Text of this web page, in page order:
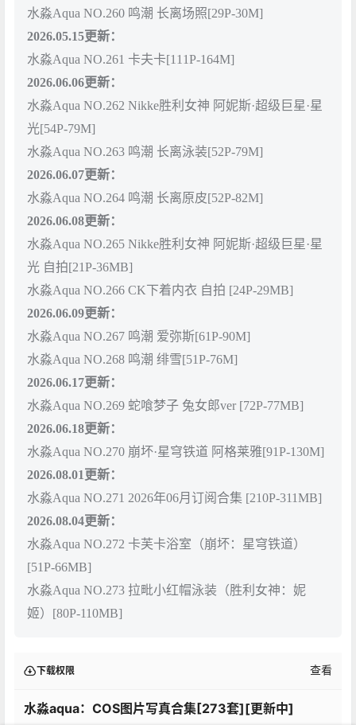
水淼Aqua NO.260 鸣潮 长离场照[29P-30M]
2026.05.15更新：
水淼Aqua NO.261 卡夫卡[111P-164M]
2026.06.06更新：
水淼Aqua NO.262 Nikke胜利女神 阿妮斯·超级巨星·星
光[54P-79M]
水淼Aqua NO.263 鸣潮 长离泳装[52P-79M]
2026.06.07更新：
水淼Aqua NO.264 鸣潮 长离原皮[52P-82M]
2026.06.08更新：
水淼Aqua NO.265 Nikke胜利女神 阿妮斯·超级巨星·星
光 自拍[21P-36MB]
水淼Aqua NO.266 CK下着内衣 自拍 [24P-29MB]
2026.06.09更新：
水淼Aqua NO.267 鸣潮 爱弥斯[61P-90M]
水淼Aqua NO.268 鸣潮 绯雪[51P-76M]
2026.06.17更新：
水淼Aqua NO.269 蛇喰梦子 兔女郎ver [72P-77MB]
2026.06.18更新：
水淼Aqua NO.270 崩坏·星穹铁道 阿格莱雅[91P-130M]
2026.08.01更新：
水淼Aqua NO.271 2026年06月订阅合集 [210P-311MB]
2026.08.04更新：
水淼Aqua NO.272 卡芙卡浴室（崩坏：星穹铁道）
[51P-66MB]
水淼Aqua NO.273 拉毗小红帽泳装（胜利女神：妮
姬）[80P-110MB]
下载权限 查看
水淼aqua：COS图片写真合集[273套][更新中]